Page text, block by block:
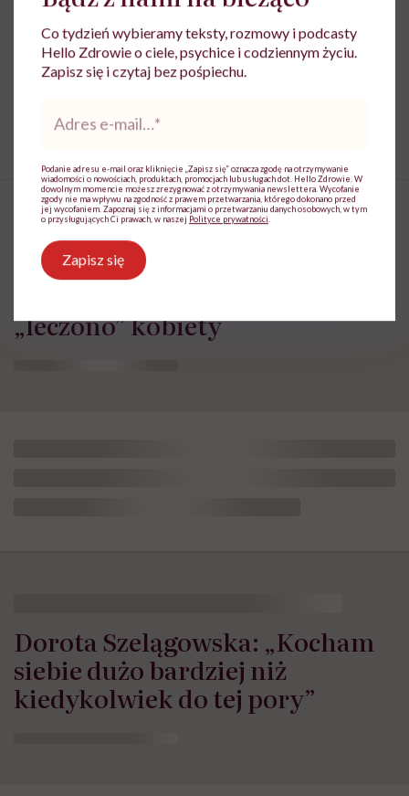
i
Treści zawarte w serwisie mają wyłącznie
charakter informacyjny i nie stanowią porady
lekarskiej. Pamiętaj, że w przypadku
Palenie na stosie, histeria i
„leczono” kobiety
Dorota Szelągowska: „Kocham
siebie dużo bardziej niż
kiedykolwiek do tej pory”
Co tydzień wybieramy teksty, rozmowy i podcasty
Hello Zdrowie o ciele, psychice i codziennym życiu.
Zapisz się i czytaj bez pośpiechu.
mail*
Podanie adresu e-mail oraz kliknięcie „Zapisz się” oznacza zgodę na otrzymywanie
wiadomości o nowościach, produktach, promocjach lub usługach dot. Hello Zdrowie. W
dowolnym momencie możesz zrezygnować z otrzymywania newslettera. Wycofanie
zgody nie ma wpływu na zgodność z prawem przetwarzania, którego dokonano przed
jej wycofaniem. Zapoznaj się z informacjami o przetwarzaniu danych osobowych, w tym
o przysługujących Ci prawach, w naszej Polityce prywatności
Zapisz się